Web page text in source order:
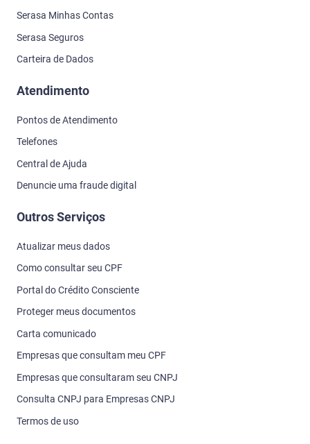
Serasa Minhas Contas
Serasa Seguros
Carteira de Dados
Atendimento
Pontos de Atendimento
Telefones
Central de Ajuda
Denuncie uma fraude digital
Outros Serviços
Atualizar meus dados
Como consultar seu CPF
Portal do Crédito Consciente
Proteger meus documentos
Carta comunicado
Empresas que consultam meu CPF
Empresas que consultaram seu CNPJ
Consulta CNPJ para Empresas CNPJ
Termos de uso